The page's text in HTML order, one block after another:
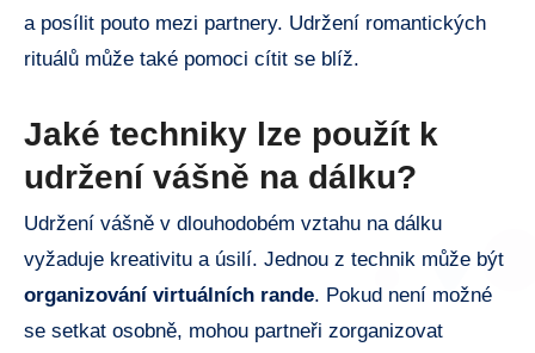
a posílit pouto mezi partnery. Udržení romantických
rituálů může také pomoci cítit se blíž.
Jaké techniky lze použít k
udržení vášně na dálku?
Udržení vášně v dlouhodobém vztahu na dálku
vyžaduje kreativitu a úsilí. Jednou z technik může být
organizování virtuálních rande. Pokud není možné
se setkat osobně, mohou partneři zorganizovat